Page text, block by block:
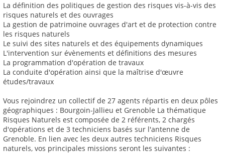
La définition des politiques de gestion des risques vis-à-vis des
risques naturels et des ouvrages
La gestion de patrimoine ouvrages d'art et de protection contre
les risques naturels
Le suivi des sites naturels et des équipements dynamiques
L'intervention sur évènements et définitions des mesures
La programmation d'opération de travaux
La conduite d'opération ainsi que la maîtrise d'œuvre
études/travaux
Vous rejoindrez un collectif de 27 agents répartis en deux pôles
géographiques : Bourgoin-Jallieu et Grenoble La thématique
Risques Naturels est composée de 2 référents, 2 chargés
d'opérations et de 3 techniciens basés sur l'antenne de
Grenoble. En lien avec les deux autres techniciens Risques
naturels, vos principales missions seront les suivantes :